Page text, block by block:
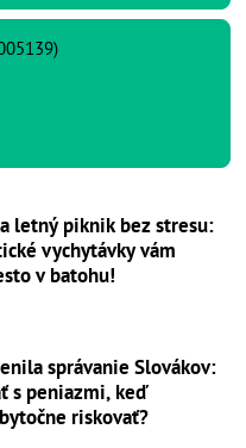
letný piknik bez stresu:
vychytávky vám
v batohu!
správanie Slovákov:
s peniazmi, keď
riskovať?